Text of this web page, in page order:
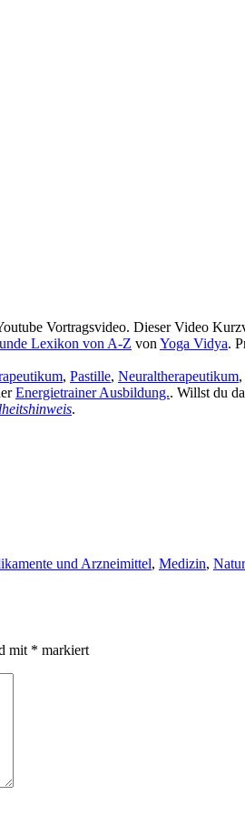
Vortragsvideo. Dieser Video
Lexikon von A-Z von Yoga Vidya.
, Pastille, Neuraltherapeutikum,
Energietrainer Ausbildung.. Willst du
.
und Arzneimittel, Medizin,
mit * markiert